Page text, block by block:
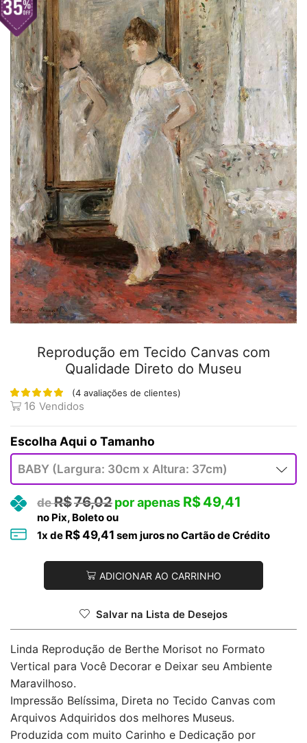
Reprodução em Tecido Canvas com
Qualidade Direto do Museu
(4 avaliações de clientes)
16 Vendidos
Tamanho
R$76,02 R$49,41
no Pix, Boleto ou
1x de R$49,41 sem juros no Cartão de Crédito
ADICIONAR AO CARRINHO
Salvar na Lista de Desejos
Linda Reprodução de Berthe Morisot no Formato
Vertical para Você Decorar e Deixar seu Ambiente
Maravilhoso.
Impressão Belíssima, Direta no Tecido Canvas com
Arquivos Adquiridos dos melhores Museus.
Produzida com muito Carinho e Dedicação por